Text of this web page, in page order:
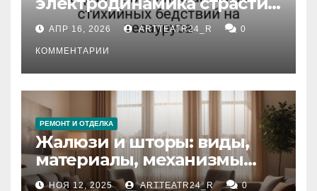
влияние анализа
стихийных бедствий на
тезауруса
АПР 16, 2026 ARTTEATR24_R 0
КОММЕНТАРИИ
РЕМОНТ И ОТДЕЛКА
Жалюзи и шторы: виды,
материалы, механизмы
управления и уход
НОЯ 12, 2025 ARTTEATR24_R 0